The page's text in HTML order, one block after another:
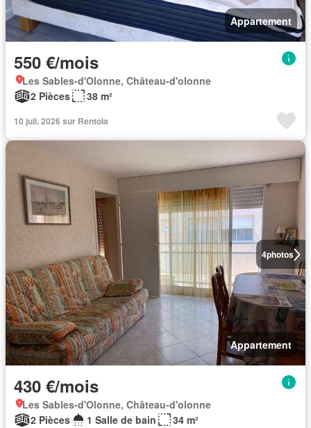
Appartement
550 €/mois
Les Sables-d'Olonne, Château-d'olonne
2 Pièces
38 m²
10 juil. 2026 sur Rentola
4photos
Appartement
430 €/mois
Les Sables-d'Olonne, Château-d'olonne
2 Pièces
1 Salle de bain
34 m²